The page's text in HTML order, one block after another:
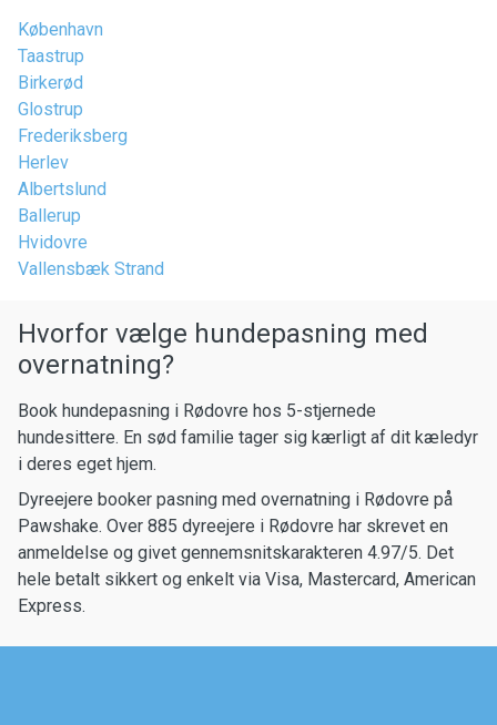
København
Taastrup
Birkerød
Glostrup
Frederiksberg
Herlev
Albertslund
Ballerup
Hvidovre
Vallensbæk Strand
Hvorfor vælge hundepasning med
overnatning?
Book hundepasning i Rødovre hos 5-stjernede
hundesittere. En sød familie tager sig kærligt af dit kæledyr
i deres eget hjem.
Dyreejere booker pasning med overnatning i Rødovre på
Pawshake. Over 885 dyreejere i Rødovre har skrevet en
anmeldelse og givet gennemsnitskarakteren 4.97/5. Det
hele betalt sikkert og enkelt via Visa, Mastercard, American
Express.